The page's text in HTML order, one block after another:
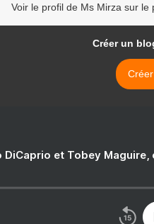
Voir le profil de Ms Mirza sur le
Créer un
DiCaprio et Tobey